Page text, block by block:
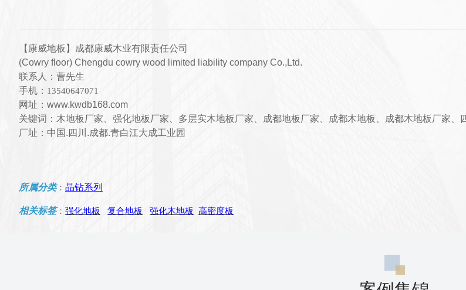
【康威地板】成都康威木业有限责任公司
(Cowry floor) Chengdu cowry wood limited liability company Co.,Ltd.
联系人：曹先生
手机： 13540647071
网址：www.kwdb168.com
关键词：木地板厂家、强化地板厂家、多层实木地板厂家、成都地板厂家、成都木地板、成都木地板厂家
厂址：中国.四川.成都.青白江大成工业园
所属分类： 晶钻系列
相关标签： 强化地板 复合地板 强化木地板 高密度板